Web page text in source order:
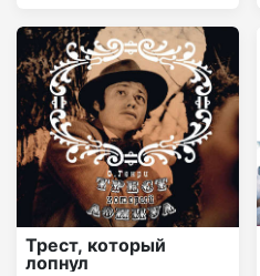
Трест, который
лопнул